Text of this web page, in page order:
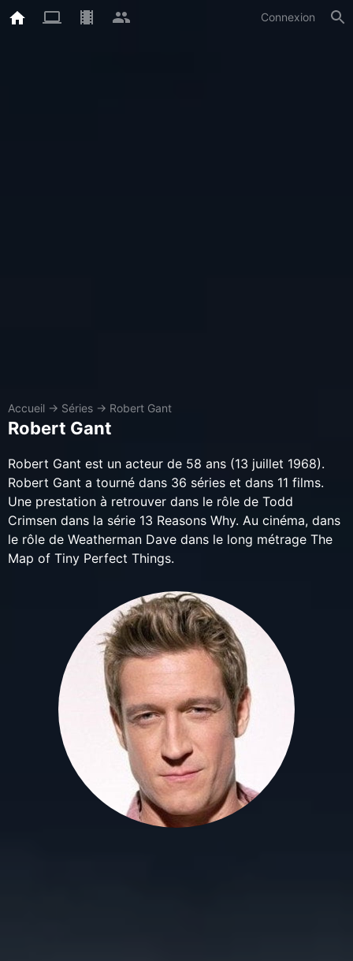
Connexion
Accueil → Séries → Robert Gant
Robert Gant
Robert Gant est un acteur de 58 ans (13 juillet 1968).
Robert Gant a tourné dans 36 séries et dans 11 films.
Une prestation à retrouver dans le rôle de Todd
Crimsen dans la série 13 Reasons Why. Au cinéma, dans
le rôle de Weatherman Dave dans le long métrage The
Map of Tiny Perfect Things.